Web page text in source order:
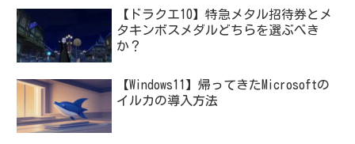
【ドラクエ10】特急メタル招待券とメ
タキンボスメダルどちらを選ぶべき
か？
【Windows11】帰ってきたMicrosoftの
イルカの導入方法